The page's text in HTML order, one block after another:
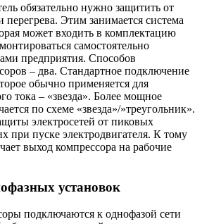
обязательно нужно защитить от
перегрева. Этим занимается система
может входить в комплектацию
самостоятельно
предприятия. Способов
– два. Стандартное подключение
обычно применяется для
тока – «звезда». Более мощное
по схеме «звезда»/»треугольник».
электросетей от пиковых
при пуске электродвигателя. К тому
выход компрессора на рабочие
установок
подключаются к однофазой сети